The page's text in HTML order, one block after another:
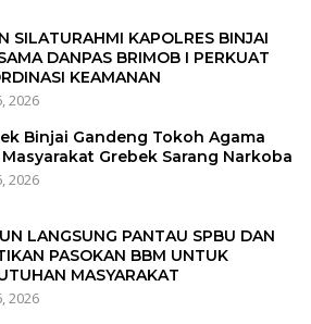
SILATURAHMI KAPOLRES BINJAI
DANPAS BRIMOB I PERKUAT
KEAMANAN
2026
Binjai Gandeng Tokoh Agama
Grebek Sarang Narkoba
2026
LANGSUNG PANTAU SPBU DAN
PASOKAN BBM UNTUK
MASYARAKAT
2026